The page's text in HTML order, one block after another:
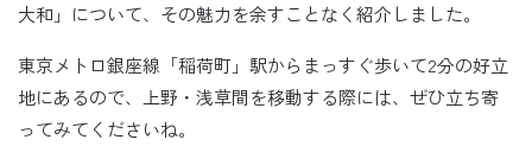
大和」について、その魅力を余すことなく紹介しました。
東京メトロ銀座線「稲荷町」駅からまっすぐ歩いて2分の好立
地にあるので、上野・浅草間を移動する際には、ぜひ立ち寄
ってみてくださいね。